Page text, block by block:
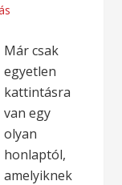
Már csak
egyetlen
kattintásra
van egy
olyan
honlaptól,
amelyiknek